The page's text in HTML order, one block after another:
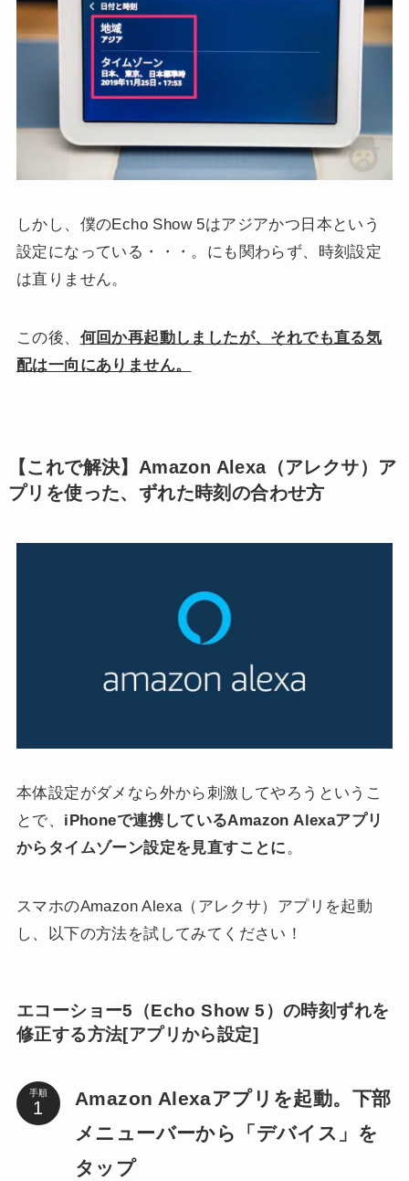
しかし、僕のEcho Show 5はアジアかつ日本という
設定になっている・・・。にも関わらず、時刻設定
は直りません。
この後、 何回か再起動しましたが、それでも直る気
配は一向にありません。
【これで解決】Amazon Alexa（アレクサ）ア
プリを使った、ずれた時刻の合わせ方
本体設定がダメなら外から刺激してやろうというこ
とで、 iPhoneで連携しているAmazon Alexaアプリ
からタイムゾーン設定を見直すことに。
スマホのAmazon Alexa（アレクサ）アプリを起動
し、以下の方法を試してみてください！
エコーショー5（Echo Show 5）の時刻ずれを
修正する方法[アプリから設定]
手順
Amazon Alexaアプリを起動。下部
メニューバーから「デバイス」を
タップ